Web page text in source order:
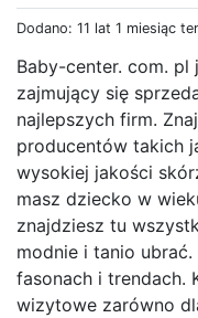
Dodano: 11 lat 1 miesiąc
Baby-center. com.
zajmujący się
najlepszych firm.
producentów takich
wysokiej jakości
masz dziecko w
znajdziesz tu
modnie i tanio
fasonach i trendach.
wizytowe zarówno